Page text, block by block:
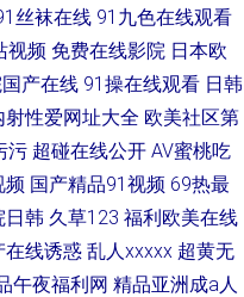
丝袜在线 91九色在线观看
视频 免费在线影院 日本欧
产在线 91操在线观看 日韩
射性爱网址大全 欧美社区第
污 超碰在线公开 AV蜜桃吃
频 国产精品91视频 69热最
日韩 久草123 福利欧美在线
在线诱惑 乱人xxxxx 超黄无
午夜福利网 精品亚洲成a人